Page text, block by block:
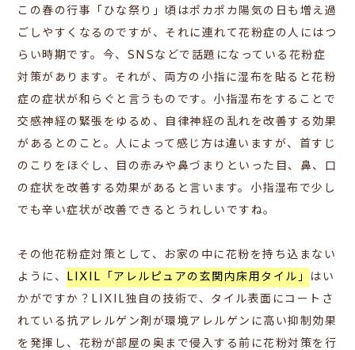
この春の行事「ひな祭り」頃はポカポカ陽気の日も増え過
ごしやすくなるのですが、それに連れて花粉症の人にはつ
らい時期です。今、SNSなどで話題になっている花粉症
対策があります。それが、両方の小指に湿布を貼ると花粉
症の症状が和らぐと言うものです。 小指湿布をすることで
交感神経の緊張をゆるめ 、 自律神経の乱れを改善する効果
があるとのこと。人によって感じ方は違いますが、 首すじ
の こり をほぐし、目の赤みや鼻づまりといった 目、 鼻、 口
の症状を改善する効果があると言います。小指湿布で少し
でも辛い症状が改善できるとうれしいですね。
その他花粉症対策として、お家の中に花粉を持ち込まない
ように、 LIXIL「アレルピュアの玄関内床用タイル」 はい
かがですか？ LIXIL独自の技術で、タイル表面にコートさ
れている抗アレルゲン剤が環境アレルゲンに高い抑制効果
を発揮し、花粉が部屋の奥まで侵入する前に花粉対策を行